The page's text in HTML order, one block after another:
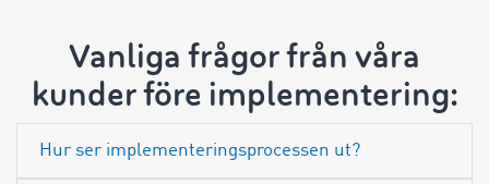
Vanliga frågor från våra
kunder före implementering:
Hur ser implementeringsprocessen ut?